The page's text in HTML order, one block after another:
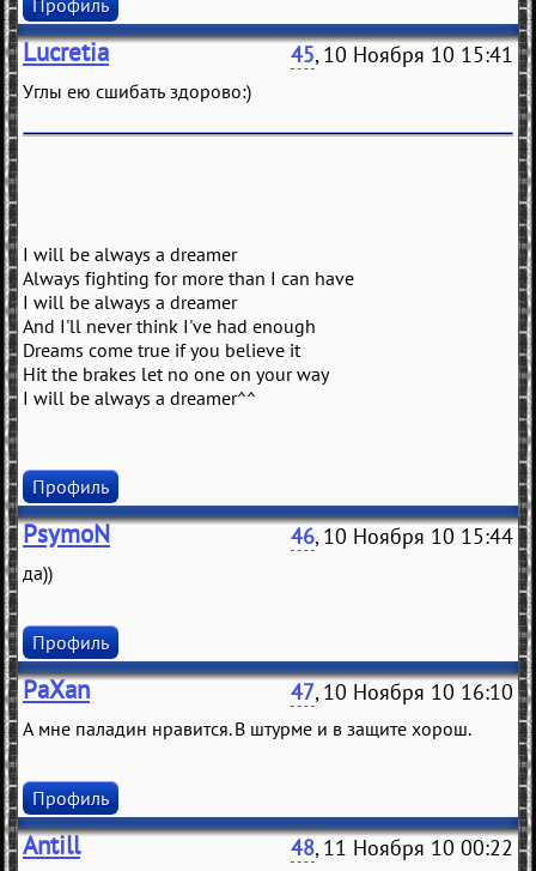
Профиль
Lucretia 45, 10 Ноября 10 15:41
Углы ею сшибать здорово:)
I will be always a dreamer
Always fighting for more than I can have
I will be always a dreamer
And I'll never think I've had enough
Dreams come true if you believe it
Hit the brakes let no one on your way
I will be always a dreamer^^
Профиль
PsymoN 46, 10 Ноября 10 15:44
да))
Профиль
PaXan 47, 10 Ноября 10 16:10
А мне паладин нравится. В штурме и в защите хорош.
Профиль
Antill 48, 11 Ноября 10 00:22